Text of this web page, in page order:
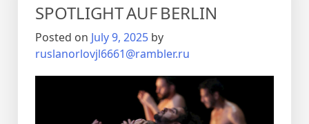
SPOTLIGHT AUF BERLIN
Posted on July 9, 2025 by
ruslanorlovjl6661@rambler.ru